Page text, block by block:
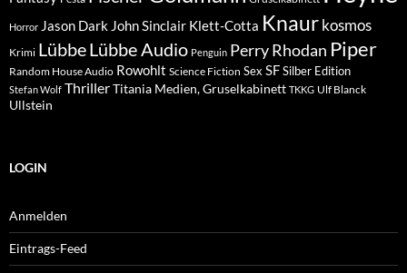
Horror Jason Dark John Sinclair Klett-Cotta Knaur kosmos
Krimi LübbeLübbe Audio Penguin Perry Rhodan Piper
Random House Audio Rowohlt Science Fiction Sex SFSilber Edition
Stefan Wolf ThrillerTitania Medien, Gruselkabinett TKKG Ulf Blanck
Ullstein
LOGIN
Anmelden
Eintrags-Feed